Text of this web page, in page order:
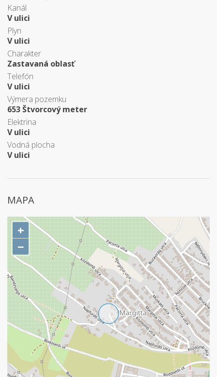
Kanál
V ulici
Plyn
V ulici
Charakter
Zastavaná oblasť
Telefón
V ulici
Výmera pozemku
653 Štvorcový meter
Elektrina
V ulici
Vodná plocha
V ulici
MAPA
+
−